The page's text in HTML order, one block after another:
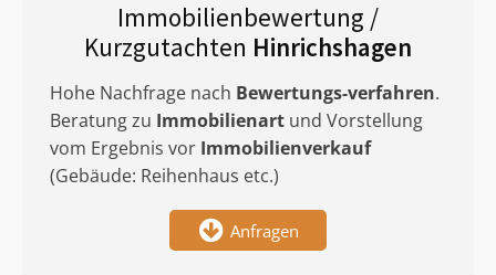
Immobilienbewertung /
Kurzgutachten Hinrichshagen
Hohe Nachfrage nach Bewertungs-verfahren.
Beratung zu Immobilienart und Vorstellung
vom Ergebnis vor Immobilienverkauf
(Gebäude: Reihenhaus etc.)
Anfragen